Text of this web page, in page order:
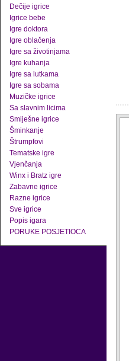
Dečije igrice
Igrice bebe
Igre doktora
Igre oblačenja
Igre sa životinjama
Igre kuhanja
Igre sa lutkama
Igre sa sobama
Muzičke igrice
Sa slavnim licima
Smiješne igrice
Šminkanje
Štrumpfovi
Tematske igre
Vjenčanja
Winx i Bratz igre
Zabavne igrice
Razne igrice
Sve igrice
Popis igara
PORUKE POSJETIOCA